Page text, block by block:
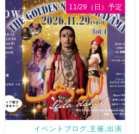
です♡皆様にお会いできますよ
うに
ご予約はメッセージく
ださい
お待ちしています
Ashraqat Show Schedule
岡山・8/22(土) […]
イベントブログ,主催,出演
11/29（日）予定